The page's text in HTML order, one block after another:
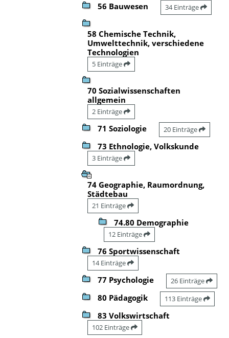
56 Bauwesen 34 Einträge
58 Chemische Technik,
Umwelttechnik, verschiedene
Technologien
5 Einträge
70 Sozialwissenschaften
allgemein
2 Einträge
71 Soziologie 20 Einträge
73 Ethnologie, Volkskunde
3 Einträge
74 Geographie, Raumordnung,
Städtebau
21 Einträge
74.80 Demographie
12 Einträge
76 Sportwissenschaft
14 Einträge
77 Psychologie 26 Einträge
80 Pädagogik 113 Einträge
83 Volkswirtschaft
102 Einträge